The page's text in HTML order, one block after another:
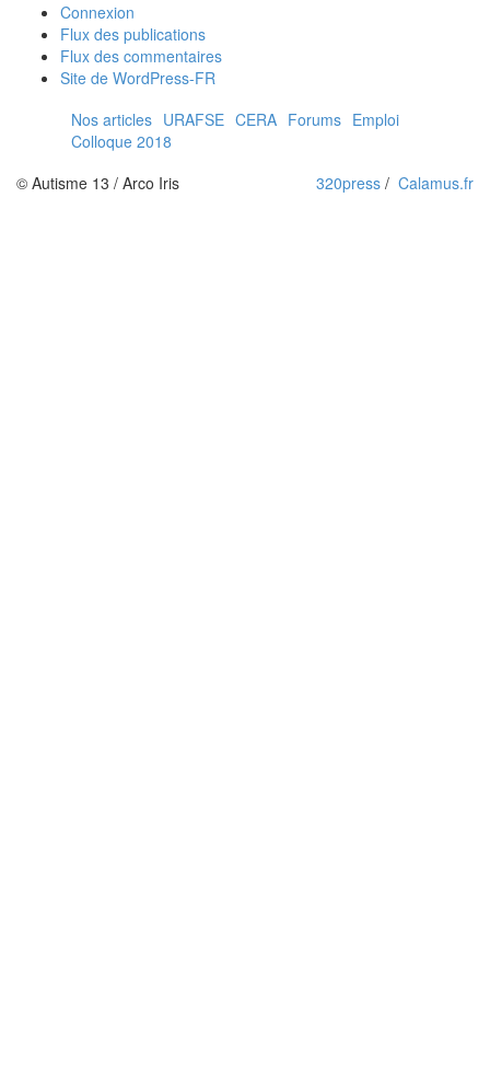
Connexion
Flux des publications
Flux des commentaires
Site de WordPress-FR
Nos articles URAFSE CERA Forums Emploi
Colloque 2018
320press / Calamus.fr
© Autisme 13 / Arco Iris